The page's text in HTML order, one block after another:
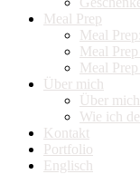
Meal Prep
Meal
Meal
Meal
Über mich
Über mich
Wie ich
Kontakt
Portfolio
Englisch